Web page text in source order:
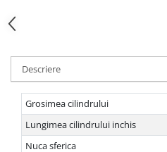
Descriere
Grosimea cilindrului
Lungimea cilindrului inchis
Nuca sferica